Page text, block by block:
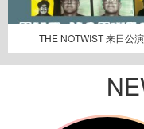
THE NOTWIST 来日公演